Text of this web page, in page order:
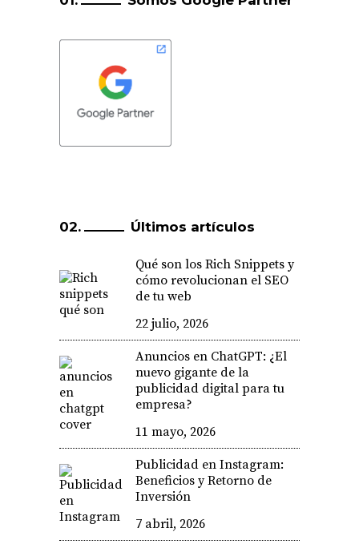
Últimos artículos
Qué son los Rich Snippets y
cómo revolucionan el SEO
de tu web
22 julio, 2026
Anuncios en ChatGPT: ¿El
nuevo gigante de la
publicidad digital para tu
empresa?
11 mayo, 2026
Publicidad en Instagram:
Beneficios y Retorno de
Inversión
7 abril, 2026